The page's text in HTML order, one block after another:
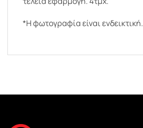
*Η φωτογραφία είναι ενδεικτική.